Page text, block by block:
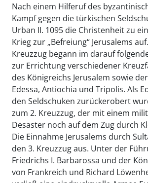
Nach einem Hilferuf des
Kampf gegen die türkischen
Urban II. 1095 die Christenheit zu
Krieg zur „Befreiung“ Jerusalems
Kreuzzug begann im darauf
zur Errichtung verschiedener
des Königreichs Jerusalem sowie
Edessa, Antiochia und Tripolis. Als
den Seldschuken zurückerobert
zum 2. Kreuzzug, der mit einem
Desaster noch auf dem Zug durch
Die Einnahme Jerusalems durch
den 3. Kreuzzug aus. Unter der
Friedrichs I. Barbarossa und der
von Frankreich und Richard